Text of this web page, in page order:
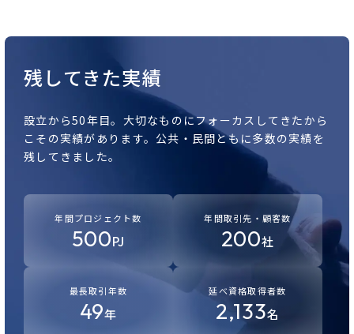
残してきた実績
設立から50年目。 大切なものにフォーカスしてきたから
こその実績があります。 公共・民間ともに多数の実績を
残してきました。
年間プロジェクト数
500PJ
年間取引先・顧客数
200社
最長取引年数
49年
延べ資格取得者数
2,133名